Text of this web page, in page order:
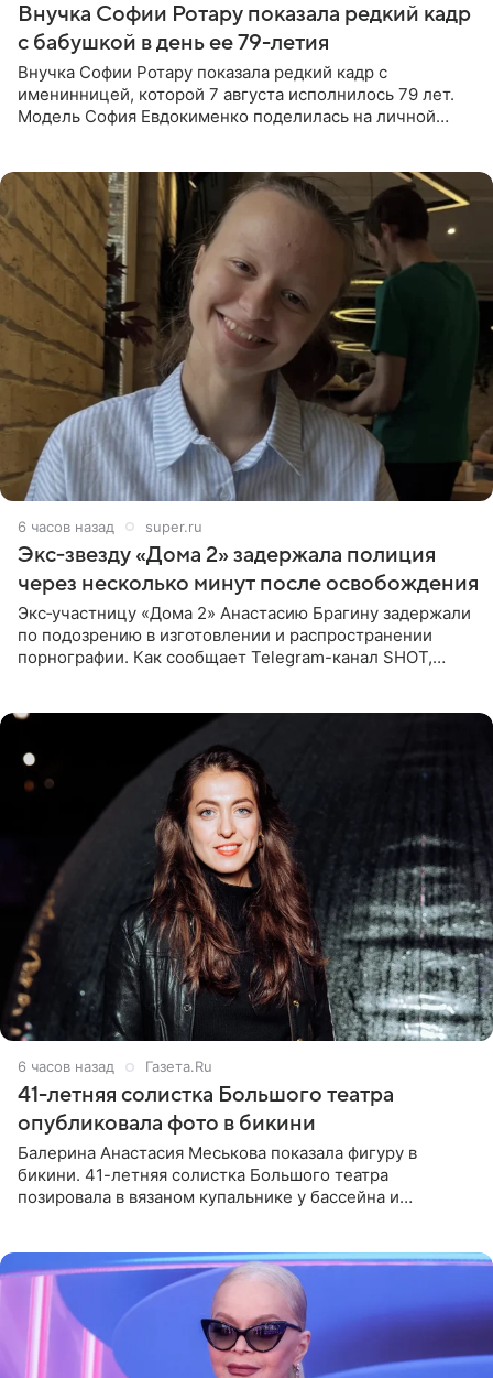
Внучка Софии Ротару показала редкий кадр
с бабушкой в день ее 79-летия
Внучка Софии Ротару показала редкий кадр с
именинницей, которой 7 августа исполнилось 79 лет.
Модель София Евдокименко поделилась на личной
6 часов назад super.ru
Экс‑звезду «Дома 2» задержала полиция
через несколько минут после освобождения
Экс‑участницу «Дома 2» Анастасию Брагину задержали
по подозрению в изготовлении и распространении
порнографии. Как сообщает Telegram-канал SHOT,
6 часов назад Газета.Ru
41-летняя солистка Большого театра
опубликовала фото в бикини
Балерина Анастасия Меськова показала фигуру в
бикини. 41-летняя солистка Большого театра
позировала в вязаном купальнике у бассейна и